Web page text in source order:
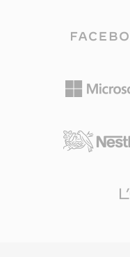
digitale
Schrittweiten-
wechselnden
akzeptabel
Codecs CVS
Telefonie- und
der
hörbaren
wurde zum
Discs, im
räumliches